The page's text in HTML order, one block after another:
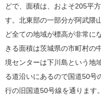
どで、面積は、およそ205平
す。北東部の一部分が阿武隈
ど全ての地域が標高が非常に
きる面積は茨城県の市町村の
境センターは下川島という地
る道沿いにあるので国道50号
行の旧国道50号線を通ります